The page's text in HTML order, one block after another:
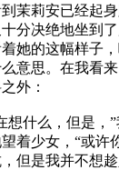
茉莉安已经起
分决绝地坐到
她的这幅样子
意思。在我看
外：
什么，但是，”
着少女，“或许
但是我并不想